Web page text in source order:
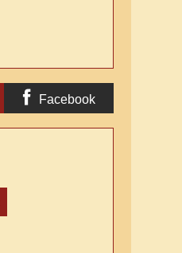
Facebook
Comments